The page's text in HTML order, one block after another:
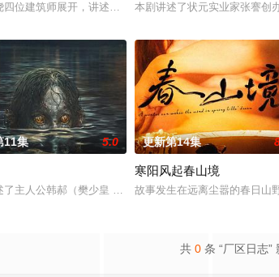
姑（陈瑶 饰）与九门诸人共赴冒险奇局。一桩401部队的
史以来个以女子进士科三元及第入翰林院的奇女子。十年
四位建筑师展开，讲述了他们在中意合作项目中面对专业
本剧讲述了状元实业家张謇创
是骗局。陷入困境时，他遇见妻弟贝律清（闫睿豪 饰）
甜 饰），虽自小被父母忽视，在艰苦环境中长大，但她
11集 5.0
了主人公韩郝（樊少皇 饰）为了营救意外被困秘密实验室
更新第14集
寒阳风起春山境
故事发生在远离尘嚣的春日山
共 0 条 “厂区日志”